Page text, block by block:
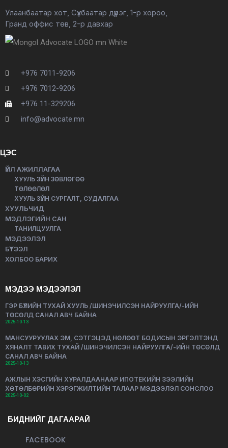
Улаанбаатар хот, Сүхбаатар дүүрэг, 1-р хороо,
Гранд оффис төв, 2-р давхар
+976 7011-9206
+976 7012-9206
+976 11-329206
info@advocate.mn
ЦЭС
ҮЙЛ АЖИЛЛАГАА
ХУУЛЬ ЗҮЙН ЗӨВЛӨГӨӨ
ТӨЛӨӨЛӨЛ
ХУУЛЬ ЗҮЙН СУРГАЛТ, СУДАЛГАА
ХУУЛЬЧИД
МЭДЛЭГИЙН САН
ТАНИЛЦУУЛГА
МЭДЭЭЛЭЛ
БҮТЭЭЛ
ХОЛБОО БАРИХ
МЭДЭЭ МЭДЭЭЛЭЛ
ГЭР БҮЛИЙН ТУХАЙ ХУУЛЬ /ШИНЭЧИЛСЭН НАЙРУУЛГА/-ИЙН
ТӨСӨЛД САНАЛ АВЧ БАЙНА
2025-10-13
МАНСУУРУУЛАХ ЭМ, СЭТГЭЦЭД НӨЛӨӨТ БОДИСЫН ЭРГЭЛТЭНД
ХЯНАЛТ ТАВИХ ТУХАЙ /ШИНЭЧИЛСЭН НАЙРУУЛГА/-ИЙН ТӨСӨЛД
САНАЛ АВЧ БАЙНА
2025-10-13
АЖЛЫН ХЭСГИЙН ХУРАЛДААНААР ИПОТЕКИЙН ЗЭЭЛИЙН
ХӨТӨЛБӨРИЙН ХЭРЭГЖИЛТИЙН ТАЛААР МЭДЭЭЛЭЛ СОНСЛОО
2025-10-02
БИДНИЙГ ДАГААРАЙ
FACEBOOK